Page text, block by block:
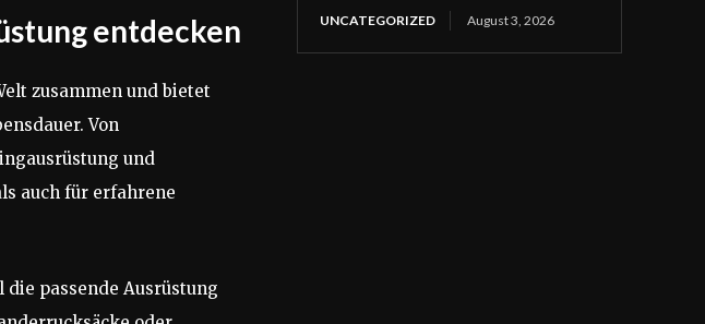
entdecken
zusammen und bietet
Von
und
auch für erfahrene
passende Ausrüstung
UNCATEGORIZED August 3, 2026